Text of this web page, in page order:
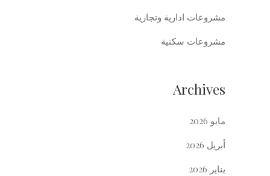
مشروعات ادارية وتجارية
مشروعات سكنية
Archives
مايو 2026
أبريل 2026
يناير 2026